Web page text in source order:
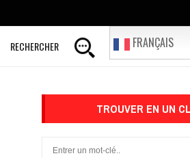
RECHERCHER FRANÇAIS
TROUVER EN UN